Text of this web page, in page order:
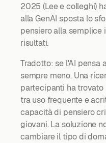
2025 (Lee e colleghi)
alla GenAI sposta lo
pensiero alla semplice
risultati.
Tradotto: se l'AI pensa
sempre meno. Una
partecipanti ha
tra uso frequente e
capacità di pensiero
giovani. La soluzione
cambiare il tipo di